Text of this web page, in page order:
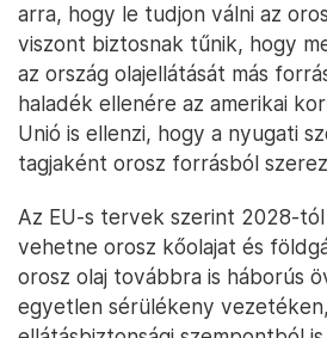
arra, hogy le tudjon válni az
viszont biztosnak tűnik, hogy
az ország olajellátását más
haladék ellenére az amerikai
Unió is ellenzi, hogy a nyugati
tagjaként orosz forrásból
Az EU-s tervek szerint 2028-
vehetne orosz kőolajat és
orosz olaj továbbra is háborús
egyetlen sérülékeny